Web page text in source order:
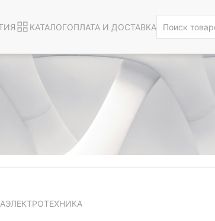
КАТАЛОГОПЛАТА И ДОСТАВКА
ЭЛЕКТРОТЕХНИКА